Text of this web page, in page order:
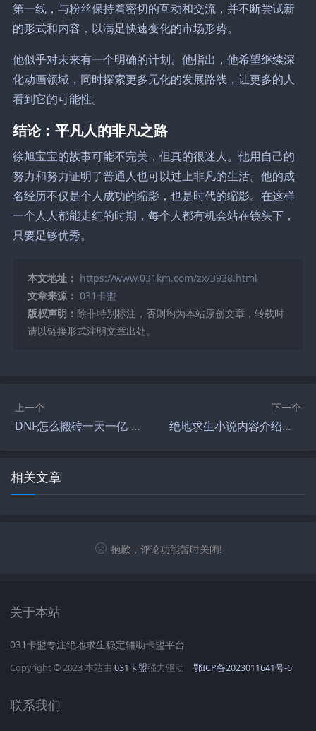
第一线，与粉丝保持着密切的互动和交流，并不断尝试新
的形式和内容，以满足快速变化的市场形势。
他似乎对未来有一个明确的计划。他指出，他希望继续深
化动画领域，同时探索更多元化的发展路线，让更多的人
看到它的可能性。
结论：平凡人的非凡之路
徐旭宝宝的故事可能不完美，但真的很迷人。他用自己的
努力和努力证明了普通人也可以过上非凡的生活。他的成
名经历不仅是个人成功的缩影，也是时代的缩影。在这样
一个人人都能走红的时期，每个人都有机会站在镜头下，
只要足够优秀。
本文地址： https://www.031km.com/zx/3938.html
文章来源： 031卡盟
版权声明： 除非特别标注，否则均为本站原创文章，转载时
请以链接形式注明文章出处。
上一个
DNF怎么搬砖一天一亿-DNF游戏搬砖技巧与收益最大化方法
下一个
绝地求生小说内容介绍及精彩章节解析-绝地求生类网络小说热门推荐
相关文章
抱歉，评论功能暂时关闭!
关于本站
031卡盟专注绝地求生稳定辅助卡盟平台
Copyright © 2023 本站由 031卡盟强力驱动 鄂ICP备2023011641号-6
联系我们